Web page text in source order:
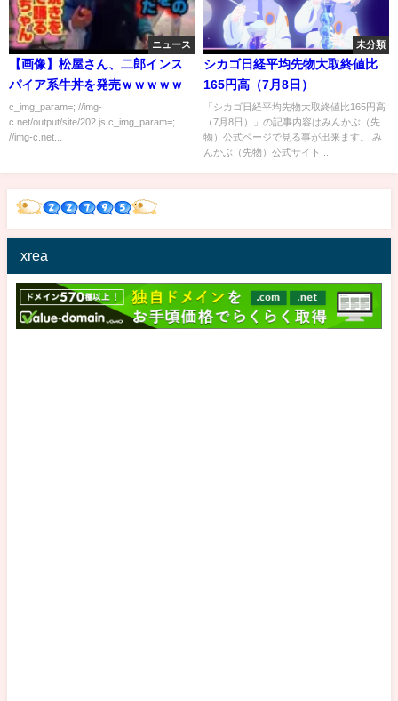
ニュース
【画像】松屋さん、二郎インス
パイア系牛丼を発売ｗｗｗｗｗ
c_img_param=; //img-
c.net/output/site/202.js c_img_param=;
//img-c.net...
未分類
シカゴ日経平均先物大取終値比
165円高（7月8日）
「シカゴ日経平均先物大取終値比165円高
（7月8日）」の記事内容はみんかぶ（先
物）公式ページで見る事が出来ます。 み
んかぶ（先物）公式サイト...
xrea